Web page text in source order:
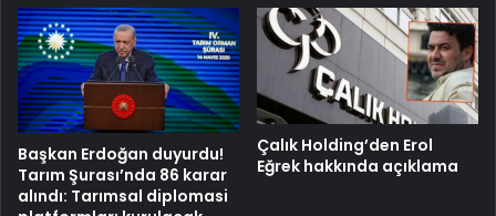
Başkan Erdoğan duyurdu!
Tarım Şurası’nda 86 karar
alındı: Tarımsal diplomasi
Çalık Holding’den Erol
Eğrek hakkında açıklama